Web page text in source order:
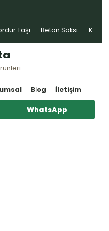
Taşı Beton Saksı Kablo
Blog İletişim
WhatsApp